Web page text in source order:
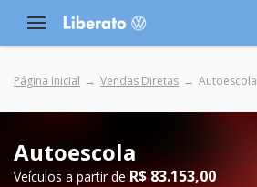
Página Inicial Vendas Diretas Autoescola
Autoescola
Veículos a partir de R$ 83.153,00